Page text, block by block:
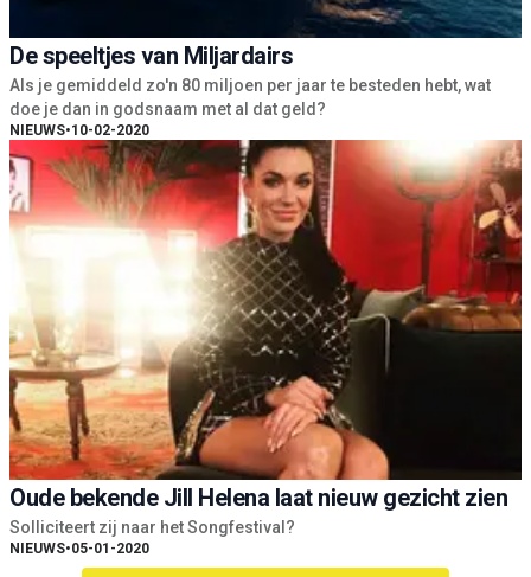
De speeltjes van Miljardairs
Als je gemiddeld zo'n 80 miljoen per jaar te besteden hebt, wat
doe je dan in godsnaam met al dat geld?
NIEUWS•10-02-2020
Oude bekende Jill Helena laat nieuw gezicht zien
Solliciteert zij naar het Songfestival?
NIEUWS•05-01-2020